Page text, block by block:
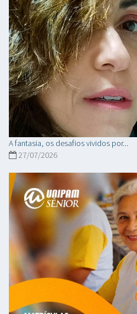
A fantasia, os desafios vividos por...
27/07/2026